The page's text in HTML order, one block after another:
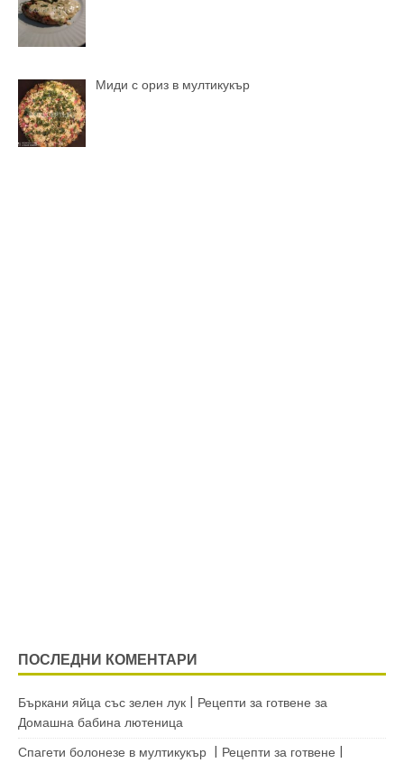
Миди с ориз в мултикукър
ПОСЛЕДНИ КОМЕНТАРИ
Бъркани яйца със зелен лук | Рецепти за готвене за
Домашна бабина лютеница
Спагети болонезе в мултикукър | Рецепти за готвене |